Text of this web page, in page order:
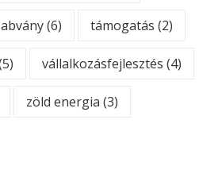
(6) támogatás (2)
vállalkozásfejlesztés (4)
zöld energia (3)